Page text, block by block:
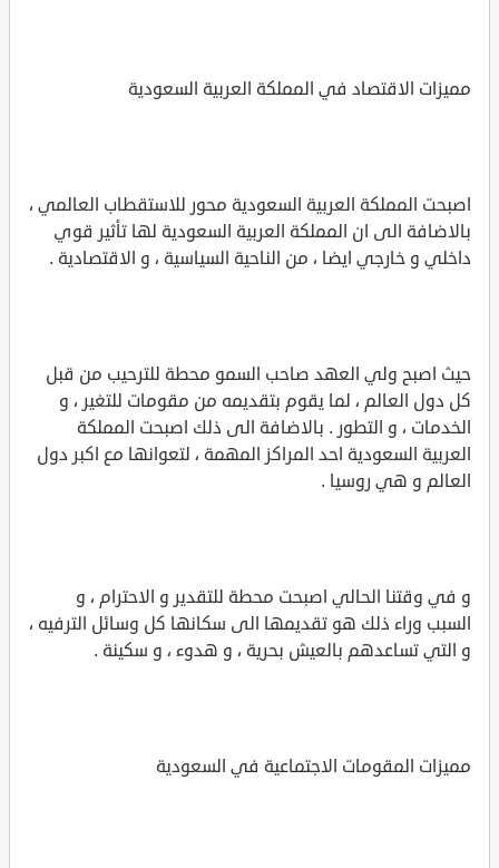
مميزات الاقتصاد في المملكة العربية السعودية
اصبحت المملكة العربية السعودية محور للاستقطاب العالمي ،
بالاضافة الى ان المملكة العربية السعودية لها تأثير قوي
داخلي و خارجي ايضا ، من الناحية السياسية ، و الاقتصادية .
حيث اصبح ولي العهد صاحب السمو محطة للترحيب من قبل
كل دول العالم ، لما يقوم بتقديمه من مقومات للتغير ، و
الخدمات ، و التطور . بالاضافة الى ذلك اصبحت المملكة
العربية السعودية احد المراكز المهمة ، لتعوانها مع اكبر دول
العالم و هي روسيا .
و في وقتنا الحالي اصبحت محطة للتقدير و الاحترام ، و
السبب وراء ذلك هو تقديمها الى سكانها كل وسائل الترفيه ،
و التي تساعدهم بالعيش بحرية ، و هدوء ، و سكينة .
مميزات المقومات الاجتماعية في السعودية